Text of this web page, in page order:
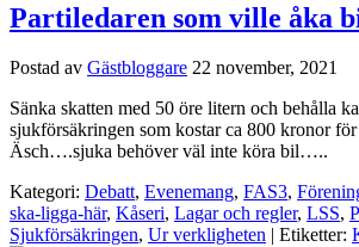
Partiledaren som ville åka
Postad av Gästbloggare 22 november, 2021
Sänka skatten med 50 öre litern och behålla
sjukförsäkringen som kostar ca 800 kronor
Äsch….sjuka behöver väl inte köra bil…..
Kategori: Debatt, Evenemang, FAS3,
ska-ligga-här, Kåseri, Lagar och regler, LSS,
Sjukförsäkringen, Ur verkligheten | Etiketter: